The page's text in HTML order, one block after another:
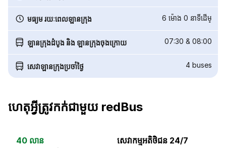
មធ្យម រយៈពេលឡានក្រុង 6 ម៉ោង 0 នាទី​ដើម្
ឡានក្រុងដំបូង និង ឡានក្រុងចុងក្រោយ 07:30 & 08:00
សេវាឡានក្រុងប្រចាំថ្ងៃ 4 buses
ហេតុអ្វីត្រូវកក់ជាមួយ redBus
40 លាន សេវាកម្មអតិថិជន 24/7